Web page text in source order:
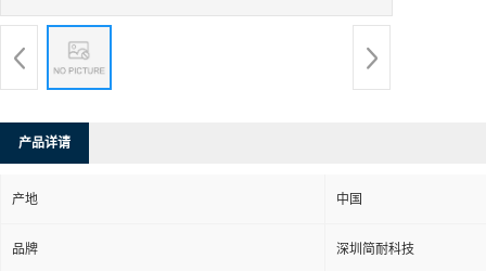
产品详请
产地 中国
品牌 深圳简耐科技